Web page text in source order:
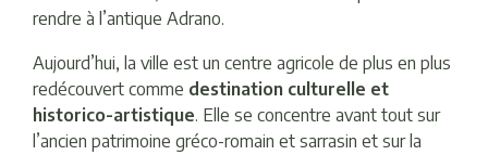
rendre à l’antique Adrano.
Aujourd’hui, la ville est un centre agricole de plus en plus
redécouvert comme destination culturelle et
historico-artistique. Elle se concentre avant tout sur
l’ancien patrimoine gréco-romain et sarrasin et sur la